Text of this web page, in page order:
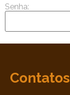
Senha:
Contatos